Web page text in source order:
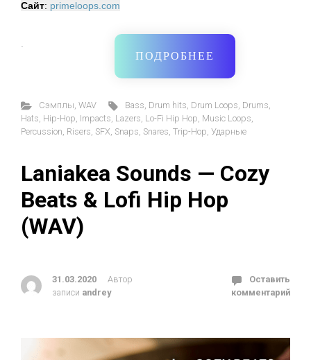
Сайт: primeloops.com
·
ПОДРОБНЕЕ
Cэмплы, WAV Bass, Drum hits, Drum Loops, Drums,
Hats, Hip-Hop, Impacts, Lazers, Lo-Fi Hip Hop, Music Loops,
Percussion, Risers, SFX, Snaps, Snares, Trip-Hop, Ударные
Laniakea Sounds — Cozy
Beats & Lofi Hip Hop
(WAV)
31.03.2020
Автор
записи andrey
Оставить
комментарий